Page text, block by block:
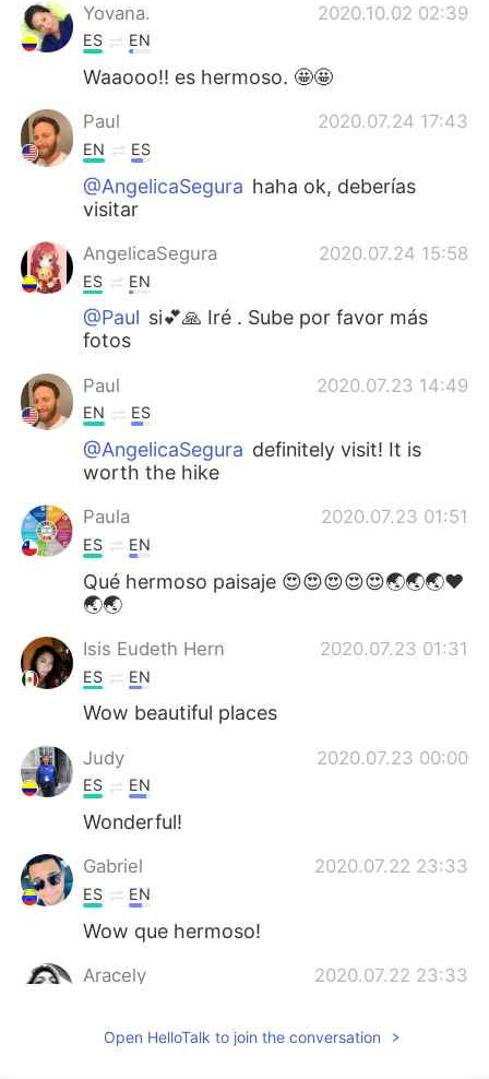
Yovana.
2020.10.02 02:39
ES EN
Waaooo!! es hermoso. 🤩🤩
Paul 2020.07.24 17:43
EN ES
@AngelicaSegura haha ok, deberías
visitar
AngelicaSegura 2020.07.24 15:58
ES EN
@Paul si💕🙏 Iré . Sube por favor más
fotos
Paul 2020.07.23 14:49
EN ES
@AngelicaSegura definitely visit! It is
worth the hike
Paula 2020.07.23 01:51
ES EN
Qué hermoso paisaje 😍😍😍😍😍🌏🌏🌏❤
🌏🌏
Isis Eudeth Hern 2020.07.23 01:31
ES EN
Wow beautiful places
Judy 2020.07.23 00:00
ES EN
Wonderful!
Gabriel 2020.07.22 23:33
ES EN
Wow que hermoso!
Aracely 2020.07.22 23:33
Wouu! It’s amazing !!!! I want to be there
Open HelloTalk to join the conversation